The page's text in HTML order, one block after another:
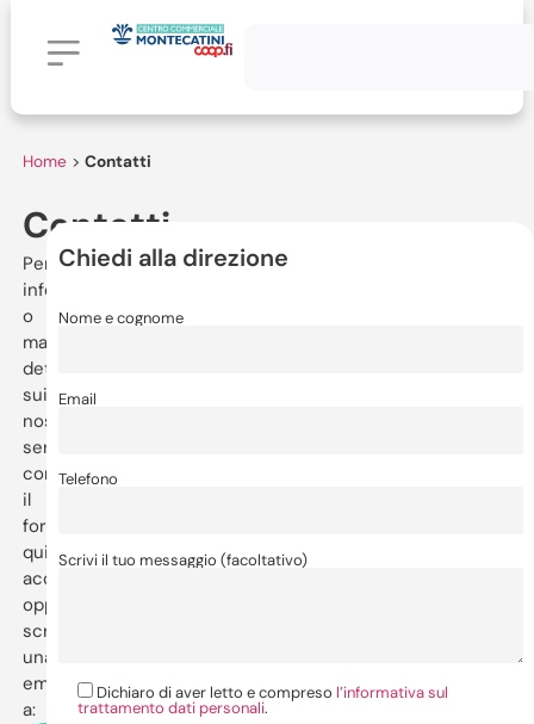
Home> Contatti
Contatti
Per
informazioni
o
maggiori
dettagli
sui
nostri
servizi,
compila
il
form
qui
accanto,
oppure
scrivi
una
email
a:
Chiedi alla direzione
Nome e cognome
Email
Telefono
Scrivi il tuo messaggio (facoltativo)
Dichiaro di aver letto e compreso l’informativa sul
trattamento dati personali.